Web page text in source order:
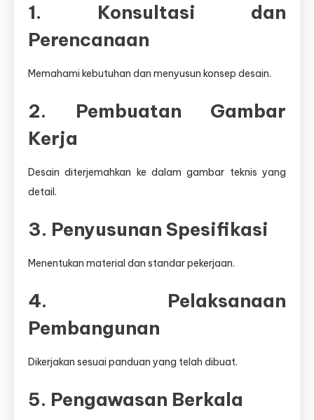
1. Konsultasi dan
Perencanaan
Memahami kebutuhan dan menyusun konsep desain.
2. Pembuatan Gambar
Kerja
Desain diterjemahkan ke dalam gambar teknis yang
detail.
3. Penyusunan Spesifikasi
Menentukan material dan standar pekerjaan.
4. Pelaksanaan
Pembangunan
Dikerjakan sesuai panduan yang telah dibuat.
5. Pengawasan Berkala